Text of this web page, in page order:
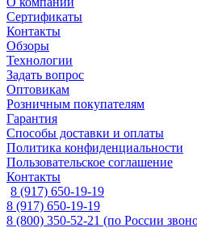
Сертификаты
Контакты
Обзоры
Технологии
Задать вопрос
Оптовикам
Розничным покупателям
Гарантия
Способы доставки и оплаты
Политика конфиденциальности
Пользовательское соглашение
Контакты
8 (917) 650-19-19
8 (917) 650-19-19
8 (800) 350-52-21 (по России